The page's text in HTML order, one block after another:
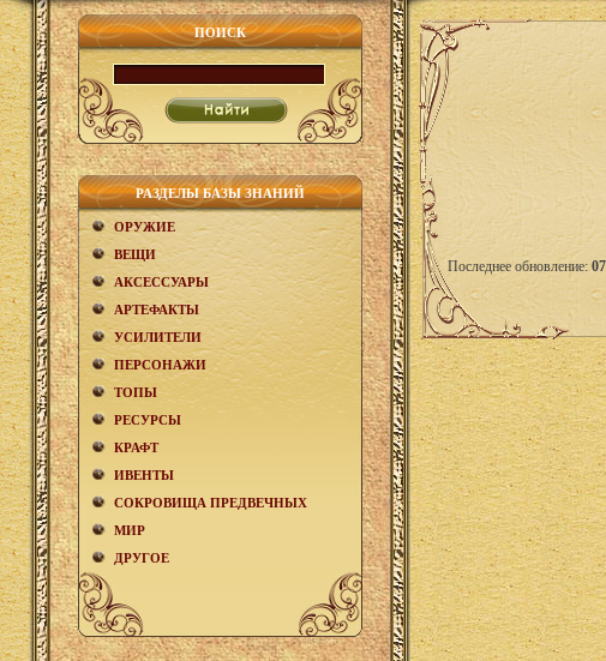
ПОИСК
РАЗДЕЛЫ БАЗЫ ЗНАНИЙ
ОРУЖИЕ
ВЕЩИ
АКCЕСCУАРЫ
АРТЕФАКТЫ
УСИЛИТЕЛИ
ПЕРСОНАЖИ
ТОПЫ
РЕСУРСЫ
КРАФТ
ИВЕНТЫ
СОКРОВИЩА ПРЕДВЕЧНЫХ
МИР
ДРУГОЕ
Последнее обновление: